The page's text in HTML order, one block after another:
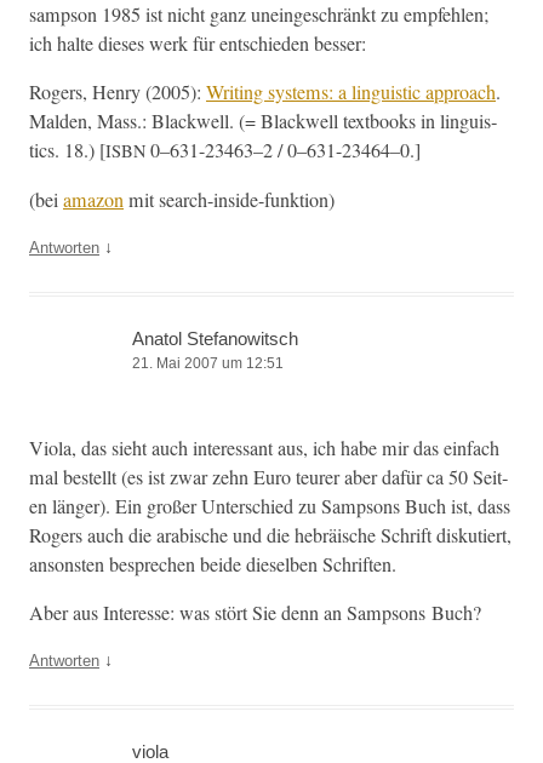
samp­son 1985 ist nicht ganz uneingeschränkt zu empfehlen;
ich halte dieses werk für entsch­ieden besser:
Rogers, Hen­ry (2005): Writ­ing sys­tems: a lin­guis­tic approach.
Malden, Mass.: Black­well. (= Black­well text­books in lin­guis­
tics. 18.) [ISBN 0–631-23463–2 / 0–631-23464–0.]
(beiama­zonmit search-inside-funktion)
Antworten ↓
Anatol Stefanowitsch
21. Mai 2007 um 12:51
Vio­la, das sieht auch inter­es­sant aus, ich habe mir das ein­fach
mal bestellt (es ist zwar zehn Euro teur­er aber dafür ca 50 Seit­
en länger). Ein großer Unter­schied zu Samp­sons Buch ist, dass
Rogers auch die ara­bis­che und die hebräis­che Schrift disku­tiert,
anson­sten besprechen bei­de diesel­ben Schriften.
Aber aus Inter­esse: was stört Sie denn an Samp­sons Buch?
Antworten ↓
viola